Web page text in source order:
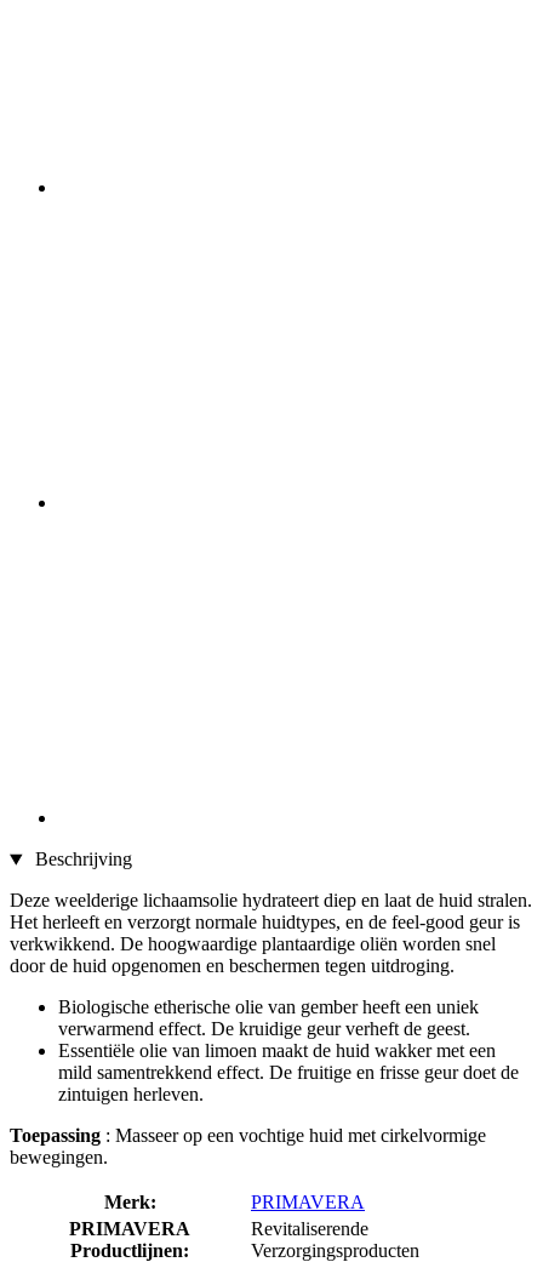
Beschrijving
Deze weelderige lichaamsolie hydrateert diep en laat de huid stralen.
Het herleeft en verzorgt normale huidtypes, en de feel-good geur is
verkwikkend. De hoogwaardige plantaardige oliën worden snel
door de huid opgenomen en beschermen tegen uitdroging.
Biologische etherische olie van gember heeft een uniek
verwarmend effect. De kruidige geur verheft de geest.
Essentiële olie van limoen maakt de huid wakker met een
mild samentrekkend effect. De fruitige en frisse geur doet de
zintuigen herleven.
Toepassing : Masseer op een vochtige huid met cirkelvormige
bewegingen.
Merk:
PRIMAVERA
PRIMAVERA
Productlijnen:
Revitaliserende
Verzorgingsproducten